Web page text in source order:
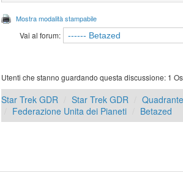
Mostra modalità stampabile
Vai al forum:
Utenti che stanno guardando questa discussione: 1
Star Trek GDR Star Trek GDR
Federazione Unita dei Pianeti
Betazed